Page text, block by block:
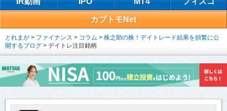
カブトモNet
とれまが > ファイナンス > コラム > 株之助の株！デイトレード結果を頻繁に公
開するブログ > デイトレ注目銘柄